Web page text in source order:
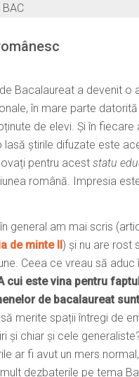
Bacalaureat a devenit o
în mare parte
de elevi. Și în fiecare
știrile difuzate este
pentru acest statu
română. Impresia
general am mai scris
de minte II) și nu are rost
Ceea ce vreau să aduc
cui este vina pentru
de bacalaureat
merite spații întregi de
și chiar și cele
ar fi avut un mers
dezbaterile pe tema